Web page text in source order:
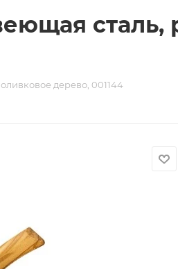
сталь,
дерево, 001144